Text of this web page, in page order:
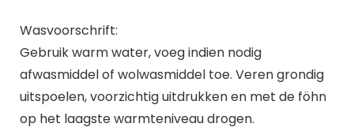
Wasvoorschrift:
Gebruik warm water, voeg indien nodig
afwasmiddel of wolwasmiddel toe. Veren grondig
uitspoelen, voorzichtig uitdrukken en met de föhn
op het laagste warmteniveau drogen.